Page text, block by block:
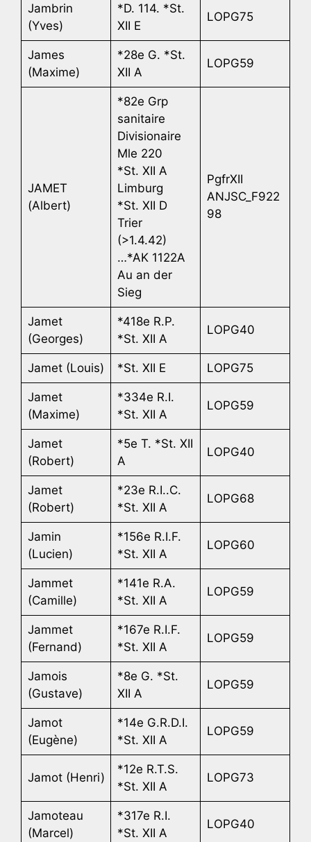
Jambrin
(Yves)
*D. 114. *St.
XII E
LOPG75
James
(Maxime)
*28e G. *St.
XII A
LOPG59
JAMET
(Albert)
*82e Grp
sanitaire
Divisionaire
Mle 220
*St. XII A
Limburg
*St. XII D
Trier
(>1.4.42)
…*AK 1122A
Au an der
Sieg
PgfrXII
ANJSC_F922
98
Jamet
(Georges)
*418e R.P.
*St. XII A
LOPG40
Jamet (Louis) *St. XII E LOPG75
Jamet
(Maxime)
*334e R.I.
*St. XII A
LOPG59
Jamet
(Robert)
*5e T. *St. XII
A
LOPG40
Jamet
(Robert)
*23e R.I..C.
*St. XII A
LOPG68
Jamin
(Lucien)
*156e R.I.F.
*St. XII A
LOPG60
Jammet
(Camille)
*141e R.A.
*St. XII A
LOPG59
Jammet
(Fernand)
*167e R.I.F.
*St. XII A
LOPG59
Jamois
(Gustave)
*8e G. *St.
XII A
LOPG59
Jamot
(Eugène)
*14e G.R.D.I.
*St. XII A
LOPG59
Jamot (Henri)
*12e R.T.S.
*St. XII A
LOPG73
Jamoteau
(Marcel)
*317e R.I.
*St. XII A
LOPG40